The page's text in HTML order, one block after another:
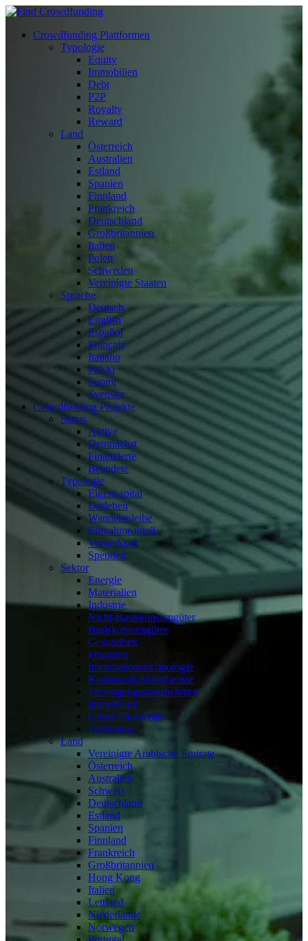
Crowdfunding Plattformen
Typologie
Equity
Immobilien
Debt
P2P
Royalty
Reward
Land
Österreich
Australien
Estland
Spanien
Finnland
Frankreich
Deutschland
Großbritannien
Italien
Polen
Schweden
Vereinigte Staaten
Sprache
Deutsch
English
Español
Français
Italiano
Polski
Suomi
Svenska
Crowdfunding Projekte
Status
Aktive
Demnächst
Finanzierte
Beendete
Typologie
Eigenkapital
Darlehen
Wandelanleihe
Einnahmeanteil
Vorverkauf
Spenden
Sektor
Energie
Materialien
Industrie
Nicht-Basiskonsumgüter
Basiskonsumgüter
Gesundheit
Finanzen
Informationstechnologie
Kommunikationsdienste
Versorgungsunternehmen
Immobilien
Grüne Ökonomie
Tourismus
Land
Vereinigte Arabische Emirate
Österreich
Australien
Schweiz
Deutschland
Estland
Spanien
Finnland
Frankreich
Großbritannien
Hong Kong
Italien
Lettland
Niederlande
Norwegen